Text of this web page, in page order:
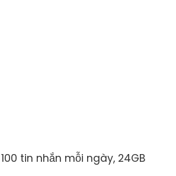
tin nhắn mỗi ngày, 24GB